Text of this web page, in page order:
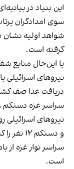
این بنیاد در
سوی امدادگران
شواهد اولیه
گرفته است.
با این‌حال منابع
نیروهای اسرائیلی
دریافت غذا صف
سراسر غزه دستکم ۷۸ کشته برجای گذاشته است.
نیروهای اسرائیلی
و دستکم
است.